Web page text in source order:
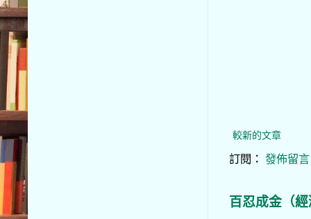
較新的文章
訂閱： 發佈留
百忍成金（